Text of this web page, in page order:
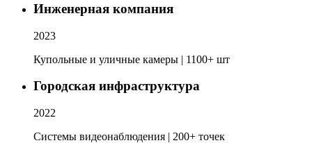
Инженерная компания
2023
Купольные и уличные камеры | 1100+ шт
Городская инфраструктура
2022
Системы видеонаблюдения | 200+ точек